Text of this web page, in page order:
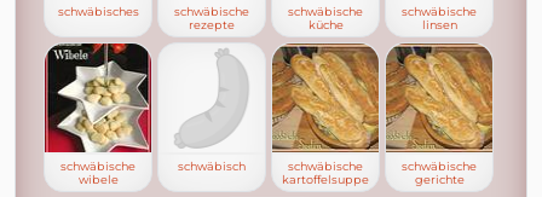
schwäbisches
schwäbische
rezepte
schwäbische
küche
schwäbische
linsen
schwäbische
wibele
schwäbisch
schwäbische
kartoffelsuppe
schwäbische
gerichte